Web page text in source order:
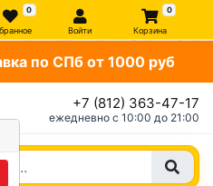
0
Войти
0
Корзина
по СПб от 1000 руб
+7 (812) 363-47-17
ежедневно c 10:00 до 21:00